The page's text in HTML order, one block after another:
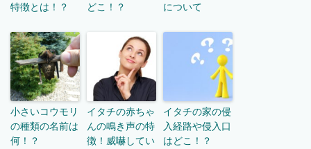
特徴とは！？
どこ！？
について
小さいコウモリ
の種類の名前は
何！？
イタチの赤ちゃ
んの鳴き声の特
徴！威嚇してい
イタチの家の侵
入経路や侵入口
はどこ！？